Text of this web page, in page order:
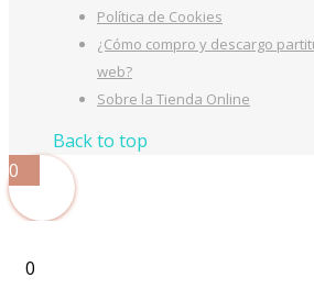
Política de Cookies
¿Cómo compro y descargo
web?
Sobre la Tienda Online
Back to top
0
0